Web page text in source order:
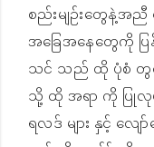
စည်းမျဉ်းတွေနဲ့
အခြေအနေတွေကို ပ
သင် သည် ထို ပုံစံ တွင်
သို့ ထို အရာ ကို ပြုလု
ရလဒ် များ နှင့် လျ